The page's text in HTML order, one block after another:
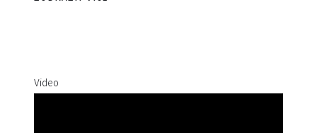
dvouletou pauzu, na pódia se ovšem vrátila v plném
Video